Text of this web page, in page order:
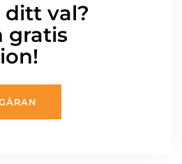
ditt val?
gratis